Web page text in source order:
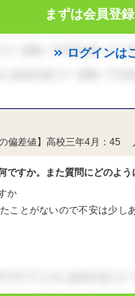
まずは会員登録
ログインは
偏差値】高校三年4月：45
ですか。また質問にどのよ
か
ことがないので不安は少